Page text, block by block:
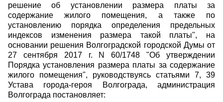
решение об установлении размера платы за
содержание жилого помещения, а также по
установлению порядка определения предельных
индексов изменения размера такой платы", на
основании решения Волгоградской городской Думы от
27 сентября 2017 г. N 60/1748 "Об утверждении
Порядка установления размера платы за содержание
жилого помещения", руководствуясь статьями 7, 39
Устава города-героя Волгограда, администрация
Волгограда постановляет: